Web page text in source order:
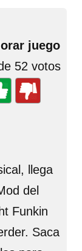
juego
52 votos
llega
del
Funkin
Saca